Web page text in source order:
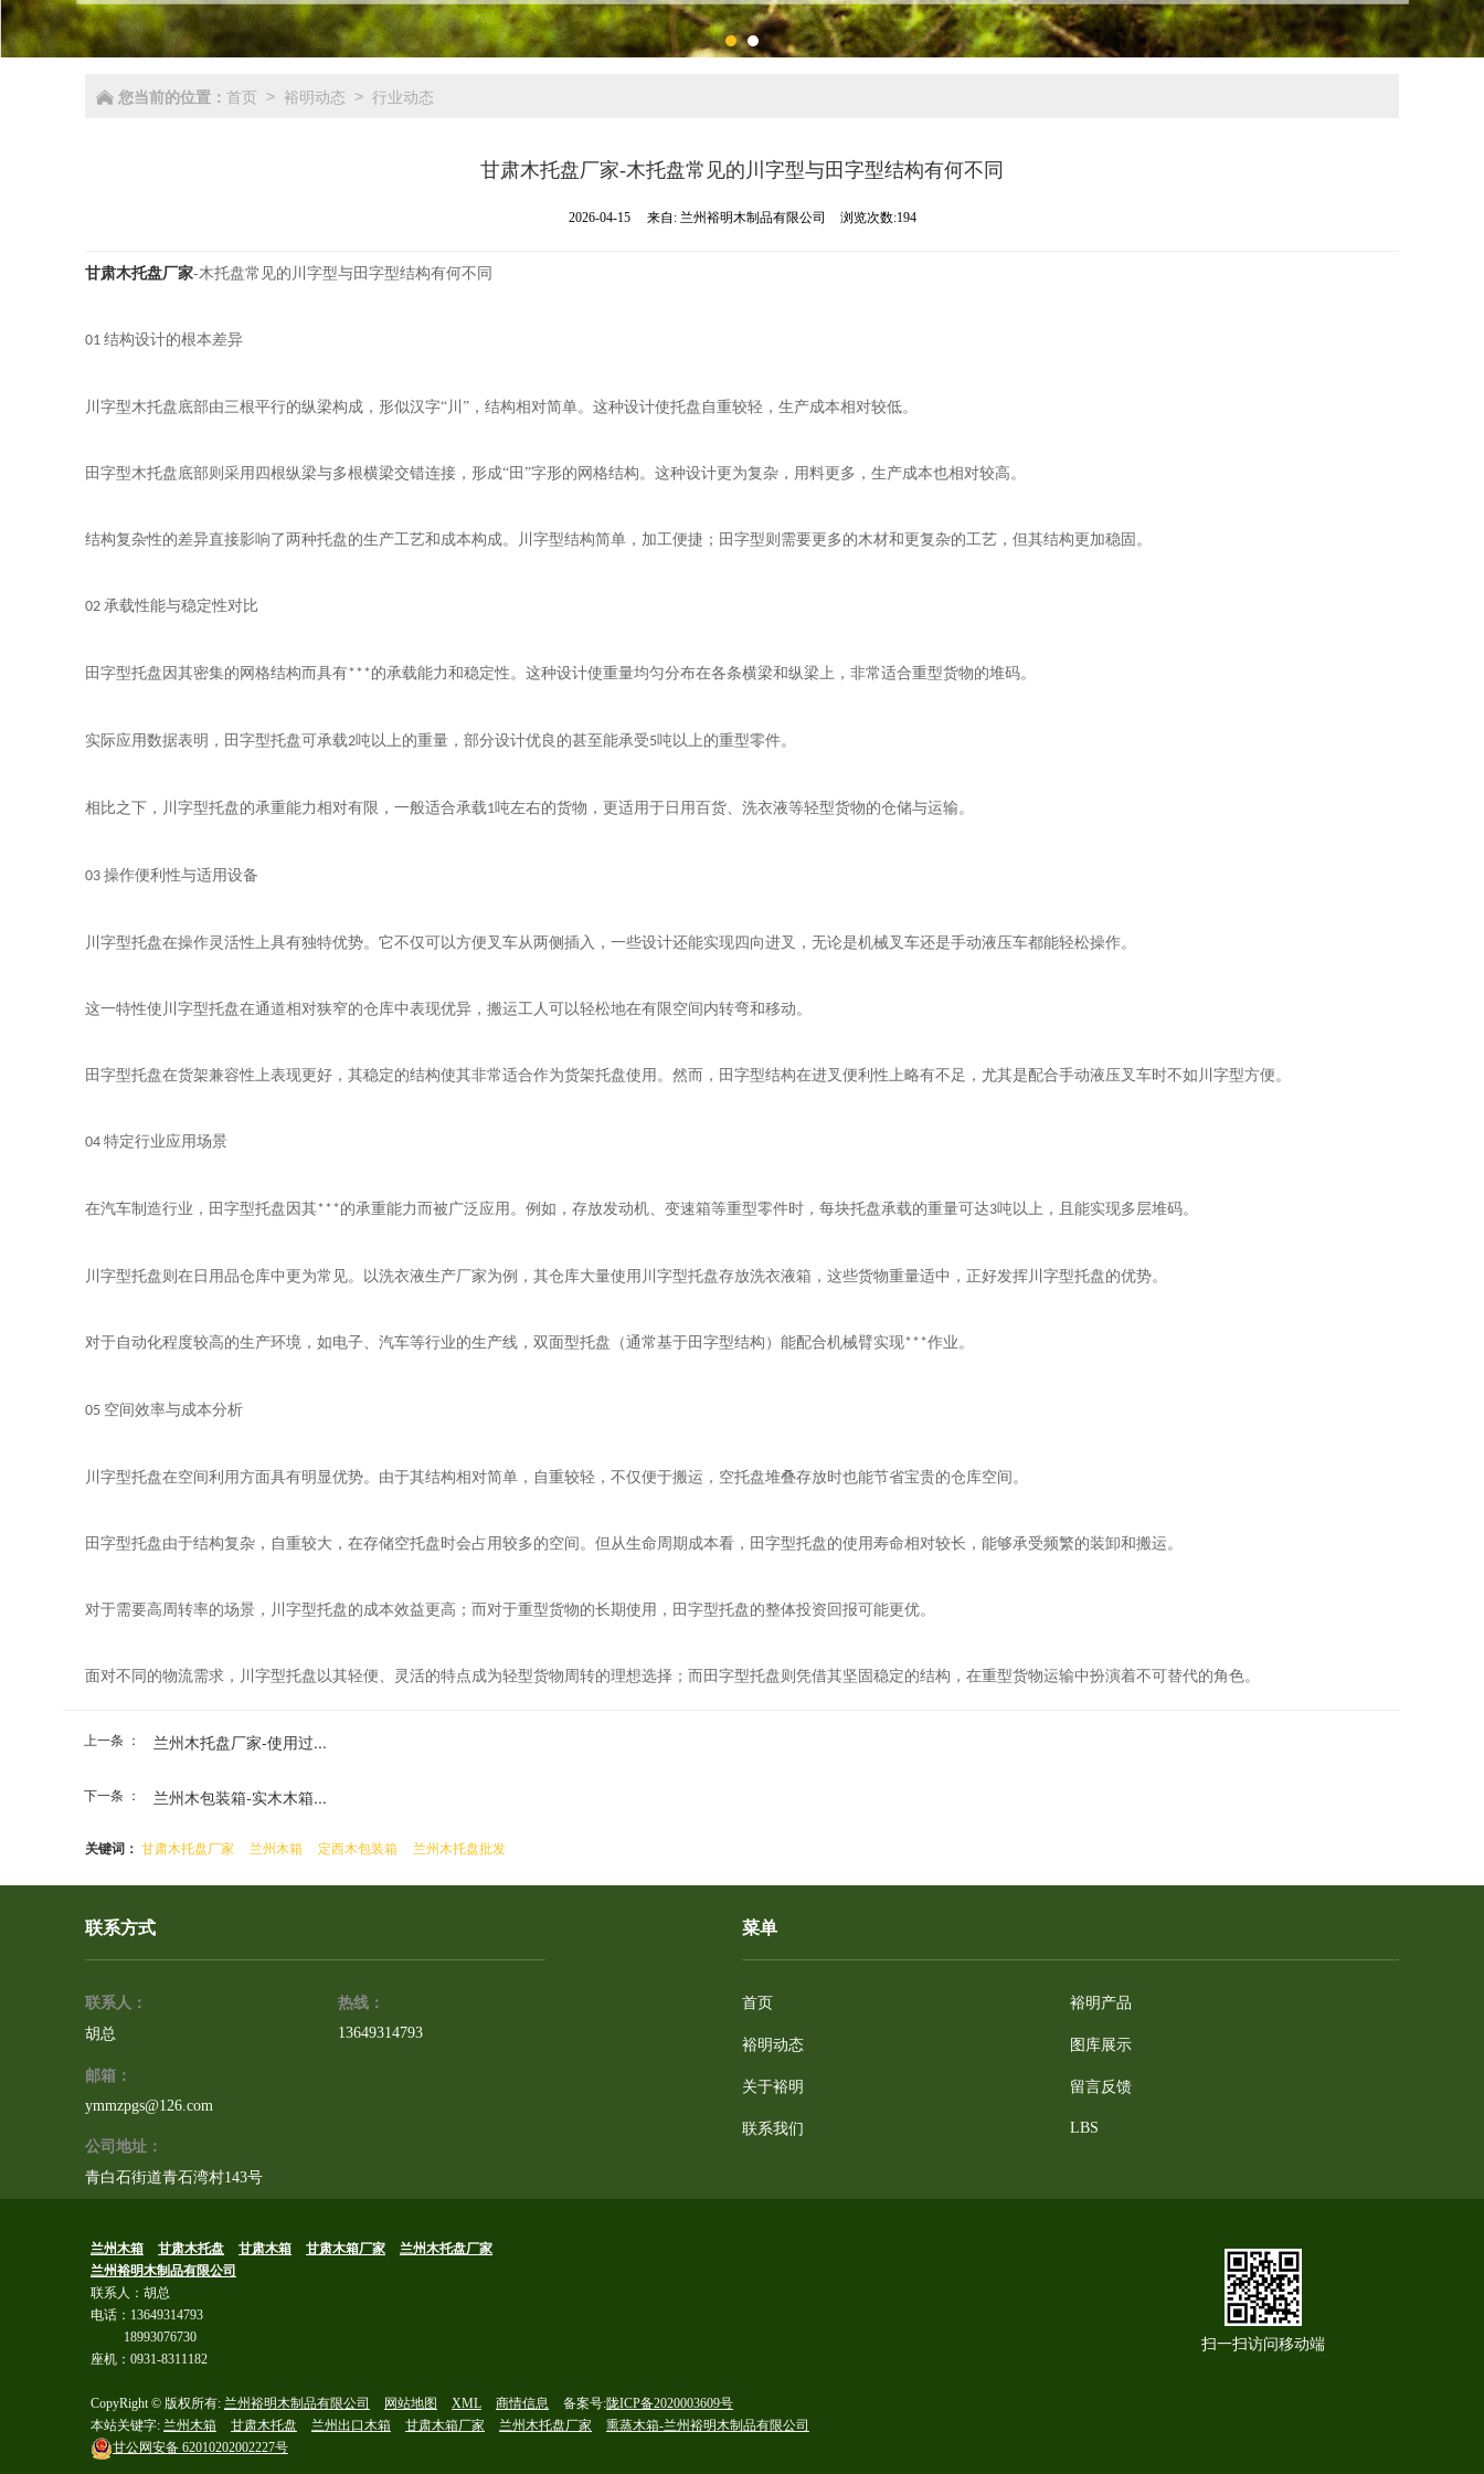
您当前的位置： 首页 > 裕明动态 > 行业动态
甘肃木托盘厂家​-木托盘常见的川字型与田字型结构有何不同
2026-04-15 来自: 兰州裕明木制品有限公司 浏览次数:194
甘肃木托盘厂家-木托盘常见的川字型与田字型结构有何不同
01 结构设计的根本差异
川字型木托盘底部由三根平行的纵梁构成，形似汉字“川”，结构相对简单。这种设计使托盘自重较轻，生产成本相对较低。
田字型木托盘底部则采用四根纵梁与多根横梁交错连接，形成“田”字形的网格结构。这种设计更为复杂，用料更多，生产成本也相对较高。
结构复杂性的差异直接影响了两种托盘的生产工艺和成本构成。川字型结构简单，加工便捷；田字型则需要更多的木材和更复杂的工艺，但其结构更加稳固。
02 承载性能与稳定性对比
田字型托盘因其密集的网格结构而具有***的承载能力和稳定性。这种设计使重量均匀分布在各条横梁和纵梁上，非常适合重型货物的堆码。
实际应用数据表明，田字型托盘可承载2吨以上的重量，部分设计优良的甚至能承受5吨以上的重型零件。
相比之下，川字型托盘的承重能力相对有限，一般适合承载1吨左右的货物，更适用于日用百货、洗衣液等轻型货物的仓储与运输。
03 操作便利性与适用设备
川字型托盘在操作灵活性上具有独特优势。它不仅可以方便叉车从两侧插入，一些设计还能实现四向进叉，无论是机械叉车还是手动液压车都能轻松操作。
这一特性使川字型托盘在通道相对狭窄的仓库中表现优异，搬运工人可以轻松地在有限空间内转弯和移动。
田字型托盘在货架兼容性上表现更好，其稳定的结构使其非常适合作为货架托盘使用。然而，田字型结构在进叉便利性上略有不足，尤其是配合手动液压叉车时不如川字型方便。
04 特定行业应用场景
在汽车制造行业，田字型托盘因其***的承重能力而被广泛应用。例如，存放发动机、变速箱等重型零件时，每块托盘承载的重量可达3吨以上，且能实现多层堆码。
川字型托盘则在日用品仓库中更为常见。以洗衣液生产厂家为例，其仓库大量使用川字型托盘存放洗衣液箱，这些货物重量适中，正好发挥川字型托盘的优势。
对于自动化程度较高的生产环境，如电子、汽车等行业的生产线，双面型托盘（通常基于田字型结构）能配合机械臂实现***作业。
05 空间效率与成本分析
川字型托盘在空间利用方面具有明显优势。由于其结构相对简单，自重较轻，不仅便于搬运，空托盘堆叠存放时也能节省宝贵的仓库空间。
田字型托盘由于结构复杂，自重较大，在存储空托盘时会占用较多的空间。但从生命周期成本看，田字型托盘的使用寿命相对较长，能够承受频繁的装卸和搬运。
对于需要高周转率的场景，川字型托盘的成本效益更高；而对于重型货物的长期使用，田字型托盘的整体投资回报可能更优。
面对不同的物流需求，川字型托盘以其轻便、灵活的特点成为轻型货物周转的理想选择；而田字型托盘则凭借其坚固稳定的结构，在重型货物运输中扮演着不可替代的角色。
上一条 ： 兰州木托盘厂家​-使用过...
下一条 ： 兰州木包装箱​-实木木箱...
关键词： 甘肃木托盘厂家 兰州木箱 定西木包装箱 兰州木托盘批发
联系方式
联系人：
胡总
热线：
13649314793
邮箱：
ymmzpgs@126.com
公司地址：
青白石街道青石湾村143号
菜单
首页 裕明产品
裕明动态 图库展示
关于裕明 留言反馈
联系我们 LBS
兰州木箱 甘肃木托盘 甘肃木箱 甘肃木箱厂家
兰州木托盘厂家
兰州裕明木制品有限公司
联系人：胡总
电话：13649314793
18993076730
座机：0931-8311182
CopyRight © 版权所有: 兰州裕明木制品有限公司 网站地图 XML 商情信息 备案号:陇ICP备2020003609号
本站关键字: 兰州木箱 甘肃木托盘 兰州出口木箱 甘肃木箱厂家 兰州木托盘厂家
熏蒸木箱-兰州裕明木制品有限公司
甘公网安备 62010202002227号
扫一扫访问移动端